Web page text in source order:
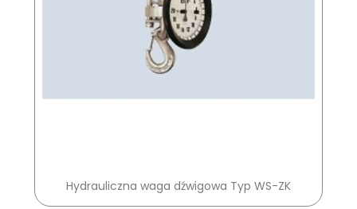
Hydrauliczna waga dźwigowa Typ WS-ZK